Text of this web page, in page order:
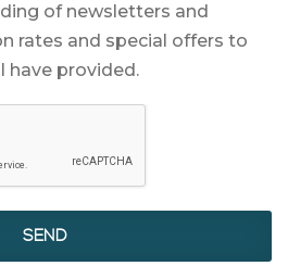
of newsletters and
rates and special offers to
have provided.
SEND